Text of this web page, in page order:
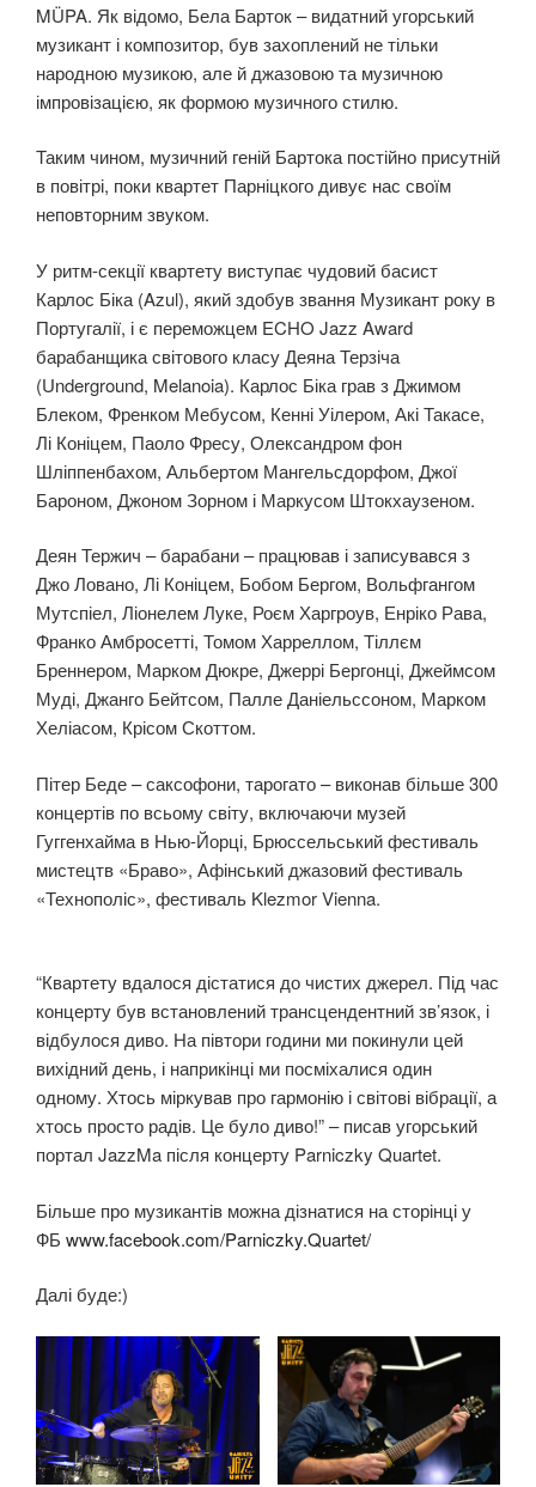
MÜPA. Як відомо, Бела Барток – видатний угорський
музикант і композитор, був захоплений не тільки
народною музикою, але й джазовою та музичною
імпровізацією, як формою музичного стилю.
Таким чином, музичний геній Бартока постійно присутній
в повітрі, поки квартет Парніцкого дивує нас своїм
неповторним звуком.
У ритм-секції квартету виступає чудовий басист
Карлос Біка (Azul), який здобув звання Музикант року в
Португалії, і є переможцем ECHO Jazz Award
барабанщика світового класу Деяна Терзіча
(Underground, Melanoia). Карлос Біка грав з Джимом
Блеком, Френком Мебусом, Кенні Уілером, Акі Такасе,
Лі Коніцем, Паоло Фресу, Олександром фон
Шліппенбахом, Альбертом Мангельсдорфом, Джої
Бароном, Джоном Зорном і Маркусом Штокхаузеном.
Деян Тержич – барабани – працював і записувався з
Джо Ловано, Лі Коніцем, Бобом Бергом, Вольфгангом
Мутспіел, Ліонелем Луке, Роєм Харгроув, Енріко Рава,
Франко Амбросетті, Томом Харреллом, Тіллєм
Бреннером, Марком Дюкре, Джеррі Бергонці, Джеймсом
Муді, Джанго Бейтсом, Палле Даніельссоном, Марком
Хеліасом, Крісом Скоттом.
Пітер Беде – саксофони, тарогато – виконав більше 300
концертів по всьому світу, включаючи музей
Гуггенхайма в Нью-Йорці, Брюссельський фестиваль
мистецтв «Браво», Афінський джазовий фестиваль
«Технополіс», фестиваль Klezmor Vienna.
“Квартету вдалося дістатися до чистих джерел. Під час
концерту був встановлений трансцендентний зв’язок, і
відбулося диво. На півтори години ми покинули цей
вихідний день, і наприкінці ми посміхалися один
одному. Хтось міркував про гармонію і світові вібрації, а
хтось просто радів. Це було диво!” – писав угорський
портал JazzMa після концерту Parniczky Quartet.
Більше про музикантів можна дізнатися на сторінці у
ФБ www.facebook.com/Parniczky.Quartet/
Далі буде:)